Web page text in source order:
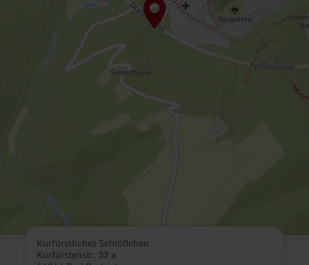
Kurfürstliches Schlößchen
Kurfürstenstr. 32 a